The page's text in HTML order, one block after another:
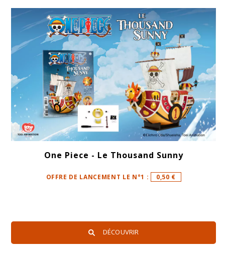
One Piece - Le Thousand Sunny
OFFRE DE LANCEMENT LE N°1 : 0,50 €
DÉCOUVRIR